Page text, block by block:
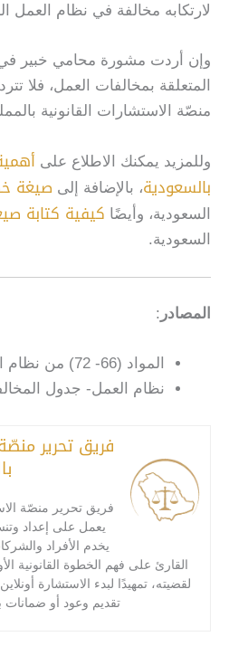
لارتكابه مخالفة في نظام العمل
وإن أردت مشورة محامي خبير في
المتعلقة بمخالفات العمل، فلا
منصّة الاستشارات القانونية
وللمزيد يمكنك الاطلاع على
بالسعودية، بالإضافة إلى صيغة
السعودية، وأيضًا كيفية كتابة
السعودية.
المصادر :
المواد (66- 72) من نظام العمل.
نظام العمل- جدول
فريق تحرير
فريق تحرير منصّة
يعمل على إعداد
يخدم الأفراد
القارئ على فهم الخطوة القانونية
لقضيته، تمهيدًا لبدء الاستشارة
تقديم وعود أو ضمانات